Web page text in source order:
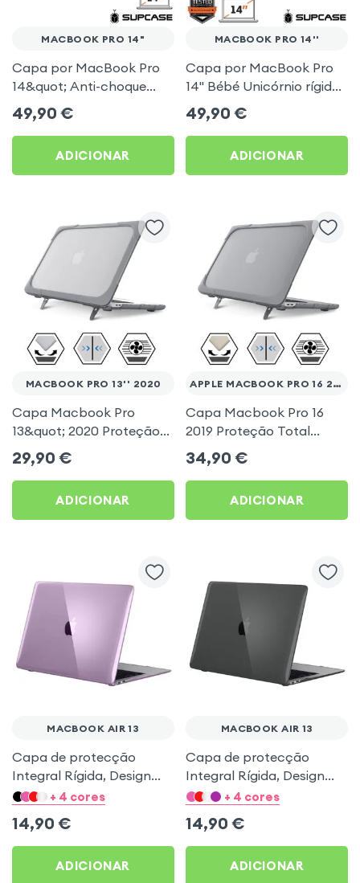
MACBOOK PRO 14"
Capa por MacBook Pro
14&quot; Anti-choque
Anti-aquecimento
Supcase
49,90 €
ADICIONAR
MACBOOK PRO 14''
Capa por MacBook Pro
14'' Bébé Unicórnio rígido
à prova de choque
Supcase
49,90 €
ADICIONAR
MACBOOK PRO 13'' 2020
Capa Macbook Pro
13&quot; 2020 Proteção
Total Rígida, Contorno
Silicone - Cinzenta
29,90 €
ADICIONAR
APPLE MACBOOK PRO 16 2019
Capa Macbook Pro 16
2019 Proteção Total
Rígida, Contorno Silicone
- Cinzento
34,90 €
ADICIONAR
MACBOOK AIR 13
Capa de protecção
Integral Rígida, Design
Transparente - Violeta
2020 / 2019 / 2018
+ 4 cores
14,90 €
ADICIONAR
MACBOOK AIR 13
Capa de protecção
Integral Rígida, Design
Transparente - Preto
2020 / 2019 / 2018
+ 4 cores
14,90 €
ADICIONAR